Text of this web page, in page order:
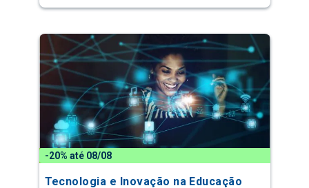
-20% até 08/08
Tecnologia e Inovação na Educação